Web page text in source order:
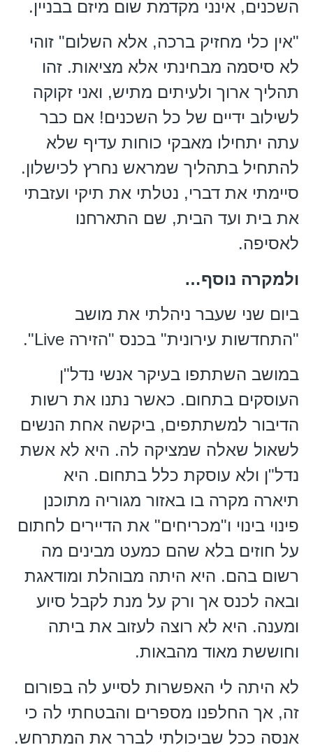
השכנים, אינני מקדמת שום מיזם בבניין.
"אין כלי מחזיק ברכה, אלא השלום" זוהי
לא סיסמה מבחינתי אלא מציאות. זהו
תהליך ארוך ולעיתים מתיש, ואני זקוקה
לשילוב ידיים של כל השכנים! אם כבר
עתה יתחילו מאבקי כוחות עדיף שלא
להתחיל בתהליך שמראש נחרץ לכישלון.
סיימתי את דברי, נטלתי את תיקי ועזבתי
את בית ועד הבית, שם התארחנו
לאסיפה.
ולמקרה נוסף…
ביום שני שעבר ניהלתי את מושב
"התחדשות עירונית" בכנס "הזירה Live".
במושב השתתפו בעיקר אנשי נדל"ן
העוסקים בתחום. כאשר נתנו את רשות
הדיבור למשתתפים, ביקשה אחת הנשים
לשאול שאלה שמציקה לה. היא לא אשת
נדל"ן ולא עוסקת כלל בתחום. היא
תיארה מקרה בו באזור מגוריה מתוכנן
פינוי בינוי ו"מכריחים" את הדיירים לחתום
על חוזים בלא שהם כמעט מבינים מה
רשום בהם. היא היתה מבוהלת ומודאגת
ובאה לכנס אך ורק על מנת לקבל סיוע
ומענה. היא לא רוצה לעזוב את ביתה
וחוששת מאוד מהבאות.
לא היתה לי האפשרות לסייע לה בפורום
זה, אך החלפנו מספרים והבטחתי לה כי
אנסה ככל שביכולתי לברר את המתרחש.